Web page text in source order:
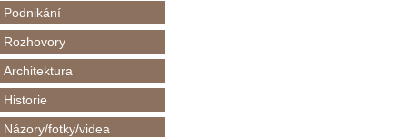
Podnikání
Rozhovory
Architektura
Historie
Názory/fotky/videa